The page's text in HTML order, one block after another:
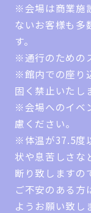
※会場は商業施
ないお客様も多
す。
※通行のための
※館内での座り
固く禁止いたし
※会場へのイベ
慮ください。
※体温が37.5度
状や息苦しさな
断り致しますの
ご不安のある方
ようお願い致し